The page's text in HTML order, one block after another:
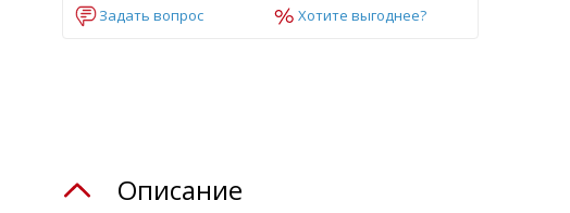
Задать вопрос
Хотите выгоднее?
Описание